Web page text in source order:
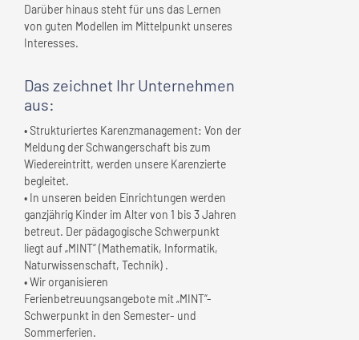
Darüber hinaus steht für uns das Lernen
von guten Modellen im Mittelpunkt unseres
Interesses.
Das zeichnet Ihr Unternehmen
aus:
• Strukturiertes Karenzmanagement: Von der
Meldung der Schwangerschaft bis zum
Wiedereintritt, werden unsere Karenzierte
begleitet.
• In unseren beiden Einrichtungen werden
ganzjährig Kinder im Alter von 1 bis 3 Jahren
betreut. Der pädagogische Schwerpunkt
liegt auf „MINT“ (Mathematik, Informatik,
Naturwissenschaft, Technik) .
• Wir organisieren
Ferienbetreuungsangebote mit „MINT“-
Schwerpunkt in den Semester- und
Sommerferien.